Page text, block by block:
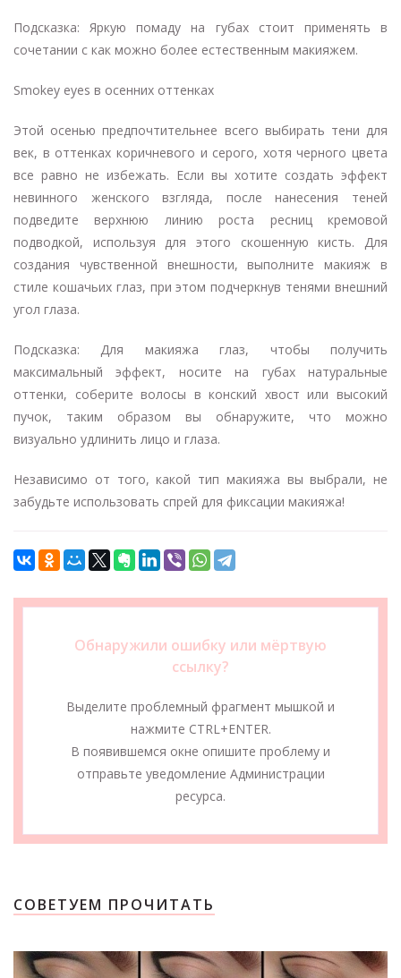
Подсказка: Яркую помаду на губах стоит применять в
сочетании с как можно более естественным макияжем.
Smokey eyes в осенних оттенках
Этой осенью предпочтительнее всего выбирать тени для
век, в оттенках коричневого и серого, хотя черного цвета
все равно не избежать. Если вы хотите создать эффект
невинного женского взгляда, после нанесения теней
подведите верхнюю линию роста ресниц кремовой
подводкой, используя для этого скошенную кисть. Для
создания чувственной внешности, выполните макияж в
стиле кошачьих глаз, при этом подчеркнув тенями внешний
угол глаза.
Подсказка: Для макияжа глаз, чтобы получить
максимальный эффект, носите на губах натуральные
оттенки, соберите волосы в конский хвост или высокий
пучок, таким образом вы обнаружите, что можно
визуально удлинить лицо и глаза.
Независимо от того, какой тип макияжа вы выбрали, не
забудьте использовать спрей для фиксации макияжа!
Обнаружили ошибку или мёртвую
ссылку?
Выделите проблемный фрагмент мышкой и
нажмите CTRL+ENTER.
В появившемся окне опишите проблему и
отправьте уведомление Администрации
ресурса.
СОВЕТУЕМ ПРОЧИТАТЬ